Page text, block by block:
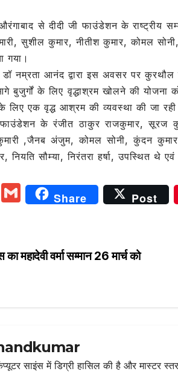
से दीदी जी फाउंडेशन के राष्ट्रीय
सुशील कुमार, नीतीश कुमार, कोमल
गया।
डॉ नम्रता आनंद द्वारा इस अवसर पर
बुजुर्गों के लिए वृद्धाश्रम खोलने की
एक वृद्ध आश्रम की व्यवस्था की जा रही
के रंजीत ठाकुर राजकुमार, सूरज
,जैनब अंजुम, कोमल सोनी, कुंदन
नियति सौम्या, निरंतरा हर्षा, उपस्थित
T
G
m
l
Share Post
महादेवी वर्मा सम्मान 26 मार्च को
साइंस में डिग्री हासिल की है और मास्टर स्तर